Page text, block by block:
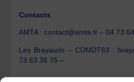
Contacts
AMTA : contact@amta.fr – 04 73
Les Brayauds – CDMDT63 :
73 63 36 75 –